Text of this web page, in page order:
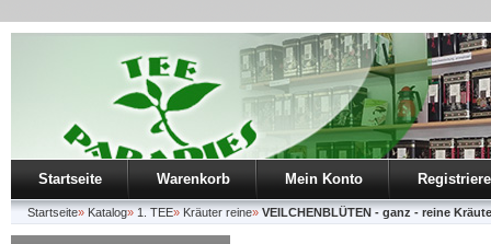
Startseite Warenkorb Mein Konto
Startseite» Katalog» 1. TEE» Kräuter reine» VEILCHENBLÜTEN - ganz - reine